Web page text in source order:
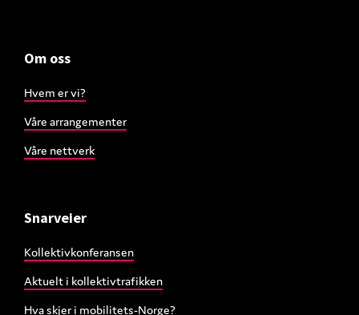
Om oss
Hvem er vi?
Våre arrangementer
Våre nettverk
Snarveier
Kollektivkonferansen
Aktuelt i kollektivtrafikken
Hva skjer i mobilitets-Norge?